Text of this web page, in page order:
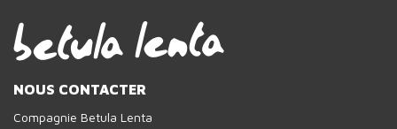
NOUS CONTACTER
Compagnie Betula Lenta